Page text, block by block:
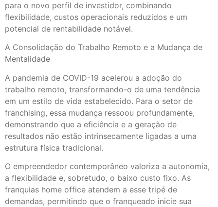
para o novo perfil de investidor, combinando
flexibilidade, custos operacionais reduzidos e um
potencial de rentabilidade notável.
A Consolidação do Trabalho Remoto e a Mudança de
Mentalidade
A pandemia de COVID-19 acelerou a adoção do
trabalho remoto, transformando-o de uma tendência
em um estilo de vida estabelecido. Para o setor de
franchising, essa mudança ressoou profundamente,
demonstrando que a eficiência e a geração de
resultados não estão intrinsecamente ligadas a uma
estrutura física tradicional.
O empreendedor contemporâneo valoriza a autonomia,
a flexibilidade e, sobretudo, o baixo custo fixo. As
franquias home office atendem a esse tripé de
demandas, permitindo que o franqueado inicie sua